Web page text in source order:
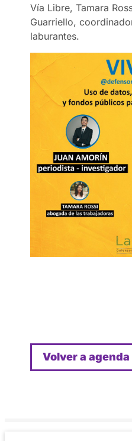
Vía Libre, Tamara
Guarriello,
laburantes.
Volver a agenda